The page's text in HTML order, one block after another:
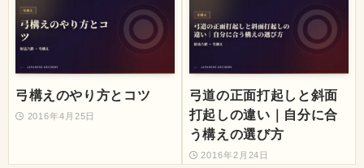
弓構えのやり方とコツ
2016年4月25日
弓道の正面打起しと斜面
打起しの違い｜自分に合
う構えの選び方
2016年2月24日